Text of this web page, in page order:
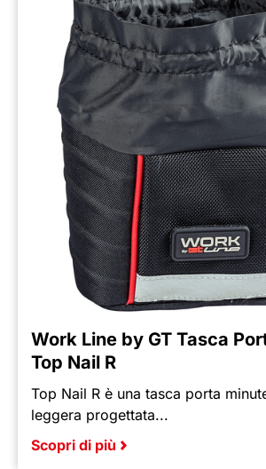
Work Line by GT Tasca
Top Nail R
Top Nail R è una tasca porta
leggera progettata...
Scopri di più